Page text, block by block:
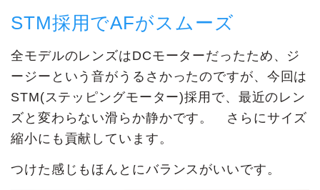
STM採用でAFがスムーズ
全モデルのレンズはDCモーターだったため、ジ
ージーという音がうるさかったのですが、今回は
STM(ステッピングモーター)採用で、最近のレン
ズと変わらない滑らか静かです。 さらにサイズ
縮小にも貢献しています。
つけた感じもほんとにバランスがいいです。